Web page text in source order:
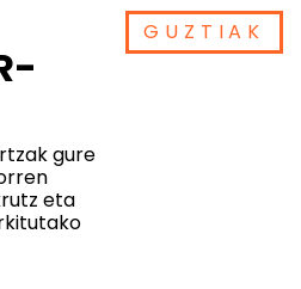
gure
eta
GUZTIAK